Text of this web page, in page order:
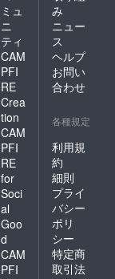
ミュ
ニ
ティ
CAM
PFI
RE
Crea
tion
CAM
PFI
RE
for
Soci
al
Goo
d
CAM
PFI
み
ニュー
ス
ヘルプ
お問い
合わせ
各種規定
利用規
約
細則
プライ
バシー
ポリ
シー
特定商
取引法